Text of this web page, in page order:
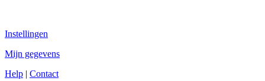
Instellingen
Mijn gegevens
Help | Contact